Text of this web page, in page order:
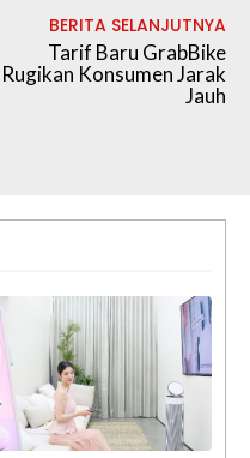
BERITA SELANJUTNYA
Tarif Baru GrabBike
Rugikan Konsumen Jarak
Jauh